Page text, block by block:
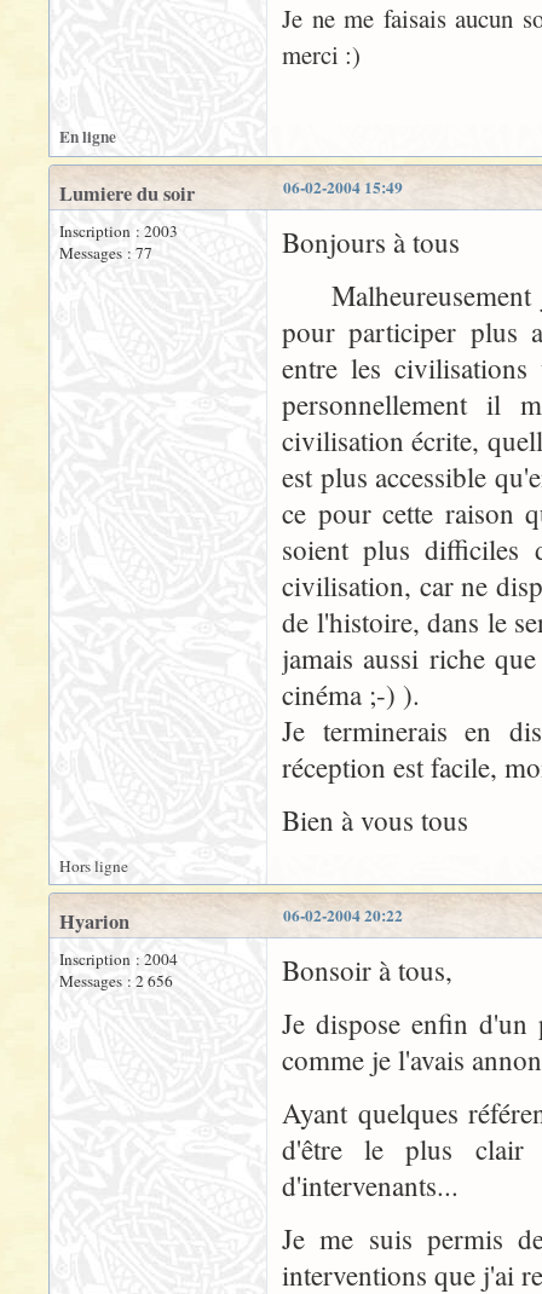
Je ne me faisais aucun
merci :)
En ligne
06-02-2004 15:49
Lumiere du soir
Inscription : 2003
Messages : 77
Bonjours à tous
Malheureusement
pour participer plus
entre les
personnellement il
civilisation écrite,
est plus accessible
ce pour cette raison
soient plus difficiles
civilisation, car ne
de l'histoire, dans le
jamais aussi riche
cinéma ;-) ).
Je terminerais en
réception est facile,
Bien à vous tous
Hors ligne
06-02-2004 20:22
Hyarion
Inscription : 2004
Messages : 2 656
Bonsoir à tous,
Je dispose enfin
comme je l'avais
Ayant quelques
d'être le plus clair
d'intervenants...
Je me suis permis
interventions que j'ai